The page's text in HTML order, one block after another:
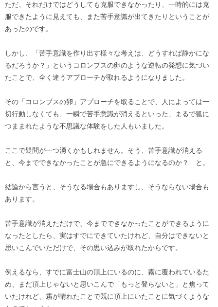
ただ、それだけではどうしても克服できなかったり、一時的には克
服できたように見えても、また苦手意識が出てきたりということが
あったのです。
しかし、「苦手意識を作り出す様々な考えは、どうすれば静かにな
るだろうか？」というコロンブスの卵のような逆転の発想に気づい
たことで、全く違うアプローチが取れるようになりました。
その「コロンブスの卵」アプローチを取ることで、人によっては一
切行動しなくても、一瞬で苦手意識が消えるといった、まるで狐に
つままれたような不思議な体験をした人もいました。
ここで疑問が一つ湧くかもしれません。そう、苦手意識が消える
と、今までできなかったことが急にできるようになるのか？ と。
結論から言うと、そうなる場合もありますし、そうならない場合も
あります。
苦手意識が消えただけで、今までできなかったことができるように
なったとしたら、実はすでにできていたけれど、自分はできないと
思いこんでいただけで、その思い込みが取れたからです。
例えるなら、すでに富士山の頂上にいるのに、霧に覆われているた
め、まだ頂上じゃないと思いこんで「もっと登らないと」と焦って
いたけれど、霧が晴れたことで既に頂上にいたことに気づくような